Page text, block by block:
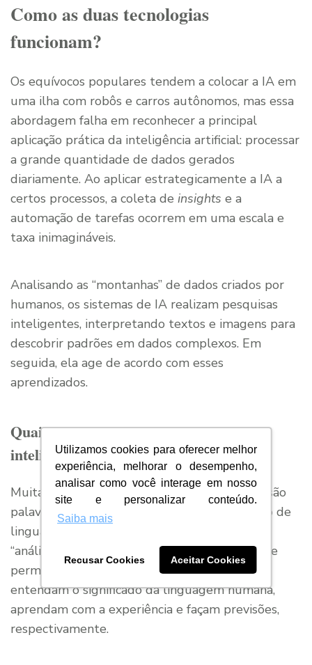
Utilizamos cookies para oferecer melhor
experiência, melhorar o desempenho,
analisar como você interage em nosso
site e personalizar conteúdo.
Saiba mais
Recusar Cookies Aceitar Cookies
Como as duas tecnologias
funcionam?
Os equívocos populares tendem a colocar a IA em
uma ilha com robôs e carros autônomos, mas essa
abordagem falha em reconhecer a principal
aplicação prática da inteligência artificial: processar
a grande quantidade de dados gerados
diariamente. Ao aplicar estrategicamente a IA a
certos processos, a coleta de insights e a
automação de tarefas ocorrem em uma escala e
taxa inimagináveis.
Analisando as “montanhas” de dados criados por
humanos, os sistemas de IA realizam pesquisas
inteligentes, interpretando textos e imagens para
descobrir padrões em dados complexos. Em
seguida, ela age de acordo com esses
aprendizados.
Quais são os componentes básicos da
inteligência artificial?
Muitas das tecnologias revolucionárias de IA são
palavras-chave comuns, como “processamento de
linguagem natural”, “aprendizado profundo” e
“análise preditiva” — tecnologias de ponta que
permitem que os sistemas de computador
entendam o significado da linguagem humana,
aprendam com a experiência e façam previsões,
respectivamente.